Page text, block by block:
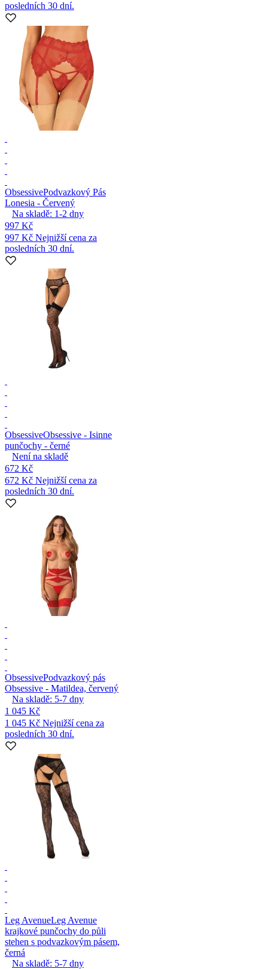
posledních 30 dní.
ObsessivePodvazkový Pás
Lonesia - Červený
Na skladě: 1-2 dny
997 Kč
997 Kč Nejnižší cena za
posledních 30 dní.
ObsessiveObsessive - Isinne
punčochy - černé
Není na skladě
672 Kč
672 Kč Nejnižší cena za
posledních 30 dní.
ObsessivePodvazkový pás
Obsessive - Matildea, červený
Na skladě: 5-7 dny
1 045 Kč
1 045 Kč Nejnižší cena za
posledních 30 dní.
Leg AvenueLeg Avenue
krajkové punčochy do půli
stehen s podvazkovým pásem,
černá
Na skladě: 5-7 dny